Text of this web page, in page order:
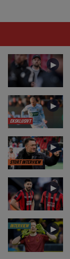
►
EKSKLUSIVT
►
STORT INTERVIEW
►
►
INTERVIEW ►